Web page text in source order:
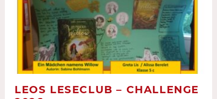
LEOS LESECLUB – CHALLENGE